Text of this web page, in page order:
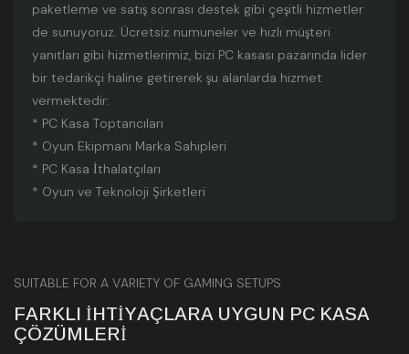
paketleme ve satış sonrası destek gibi çeşitli hizmetler
de sunuyoruz. Ücretsiz numuneler ve hızlı müşteri
yanıtları gibi hizmetlerimiz, bizi PC kasası pazarında lider
bir tedarikçi haline getirerek şu alanlarda hizmet
vermektedir:
* PC Kasa Toptancıları
* Oyun Ekipmanı Marka Sahipleri
* PC Kasa İthalatçıları
* Oyun ve Teknoloji Şirketleri
SUITABLE FOR A VARIETY OF GAMING SETUPS
FARKLI İHTIYAÇLARA UYGUN PC KASA
ÇÖZÜMLERI